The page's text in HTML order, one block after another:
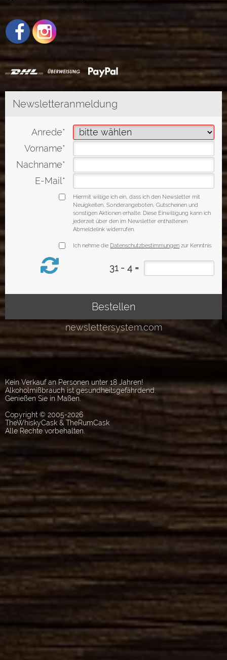
Kein Verkauf an Personen unter 18 Jahren!
Alkoholmißbrauch ist gesundheitsgefährdend.
Genießen Sie in Maßen.
Copyright © 2005-2026
TheWhiskyCask & TheRumCask
Alle Rechte vorbehalten.